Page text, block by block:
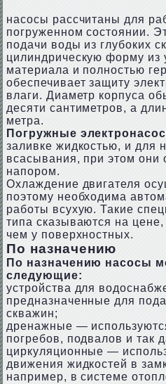
насосы рассчитаны для
погруженном состоянии.
подачи воды из глубоких
цилиндрическую форму из
материала и полностью
обеспечивает защиту
влаги. Диаметр корпуса
десяти сантиметров, а
метра.
Погружные
заливке жидкостью, и для
всасывания, при этом они
напором.
Охлаждение двигателя
поэтому необходима
работы всухую. Такие
типа сказываются на
чем у поверхностных.
По назначению
По назначению насосы
следующие:
устройства для
предназначенные для
скважин;
дренажные —
погребов, подвалов и так
циркуляционные —
движения жидкостей в
например, в системе